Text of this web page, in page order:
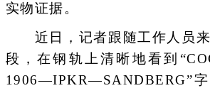
实物证据。
近日，记者跟随工作人员来
段，在钢轨上清晰地看到
1906—IPKR—SANDBERG”